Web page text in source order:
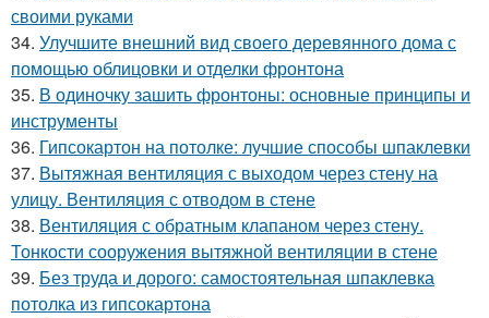
своими руками
34. Улучшите внешний вид своего деревянного дома с
помощью облицовки и отделки фронтона
35. В одиночку зашить фронтоны: основные принципы и
инструменты
36. Гипсокартон на потолке: лучшие способы шпаклевки
37. Вытяжная вентиляция с выходом через стену на
улицу. Вентиляция с отводом в стене
38. Вентиляция с обратным клапаном через стену.
Тонкости сооружения вытяжной вентиляции в стене
39. Без труда и дорого: самостоятельная шпаклевка
потолка из гипсокартона